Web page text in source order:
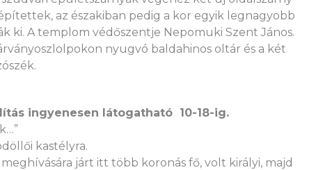
az északiban pedig a kor egyik legnagyobb
ki. A templom védőszentje Nepomuki Szent János.
nyugvó baldahinos oltár és a két
ingyenesen látogatható 10-18-ig.
kastélyra.
járt itt több koronás fő, volt királyi, majd